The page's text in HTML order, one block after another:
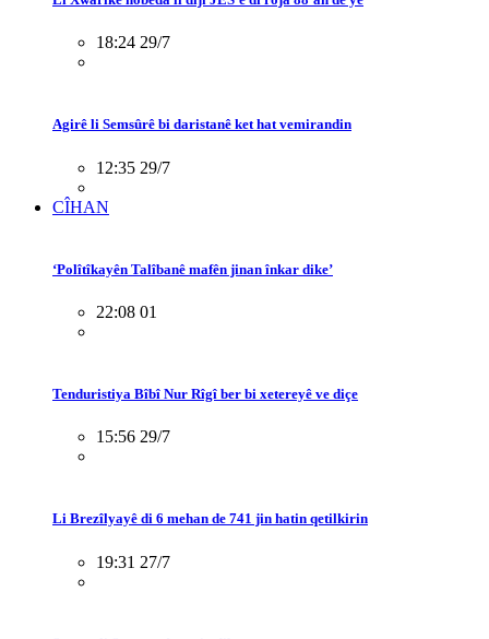
18:24 29/7
Agirê li Semsûrê bi daristanê ket hat vemirandin
12:35 29/7
CÎHAN
‘Polîtîkayên Talîbanê mafên jinan înkar dike’
22:08 01
Tenduristiya Bîbî Nur Rîgî ber bi xetereyê ve diçe
15:56 29/7
Li Brezîlyayê di 6 mehan de 741 jin hatin qetilkirin
19:31 27/7